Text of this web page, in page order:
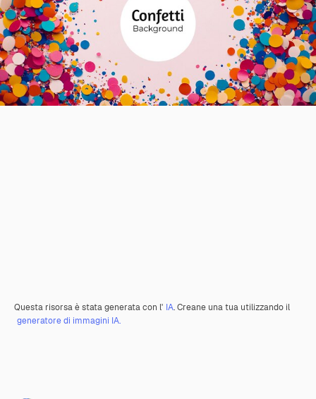
Questa risorsa è stata generata con l' IA. Creane una tua utilizzando il
generatore di immagini IA.